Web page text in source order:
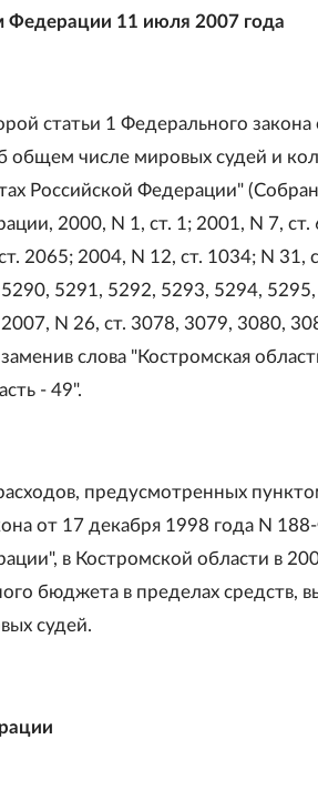
Федерации 11 июля 2007 года
статьи 1 Федерального
общем числе мировых судей и
Российской Федерации"
2000, N 1, ст. 1; 2001, N 7, ст.
2065; 2004, N 12, ст. 1034; N 31,
5291, 5292, 5293, 5294,
N 26, ст. 3078, 3079, 3080,
слова "Костромская
- 49".
предусмотренных
от 17 декабря 1998 года N
в Костромской области в
бюджета в пределах средств,
судей.